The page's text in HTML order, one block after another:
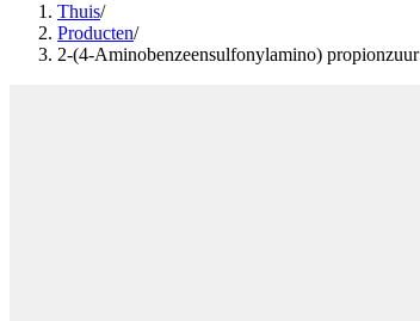
Thuis/
Producten/
2-(4-Aminobenzeensulfonylamino) propionzuur